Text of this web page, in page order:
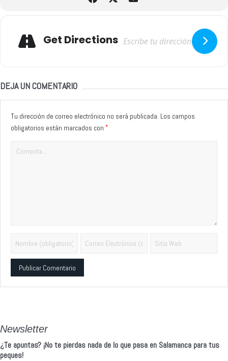
Get Directions
DEJA UN COMENTARIO
Tu dirección de correo electrónico no será publicada. Los campos
obligatorios están marcados con *
Newsletter
¿Te apuntas? ¡No te pierdas nada de lo que pasa en Salamanca para tus
peques!